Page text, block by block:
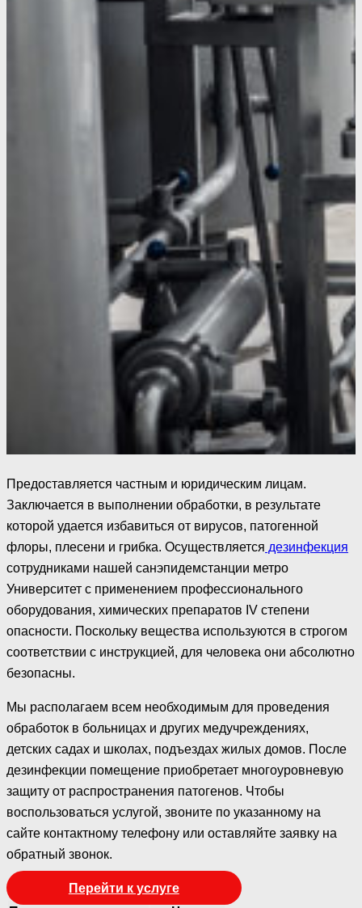
Предоставляется частным и юридическим лицам.
Заключается в выполнении обработки, в результате
которой удается избавиться от вирусов, патогенной
флоры, плесени и грибка. Осуществляется дезинфекция
сотрудниками нашей санэпидемстанции метро
Университет с применением профессионального
оборудования, химических препаратов IV степени
опасности. Поскольку вещества используются в строгом
соответствии с инструкцией, для человека они абсолютно
безопасны.
Мы располагаем всем необходимым для проведения
обработок в больницах и других медучреждениях,
детских садах и школах, подъездах жилых домов. После
дезинфекции помещение приобретает многоуровневую
защиту от распространения патогенов. Чтобы
воспользоваться услугой, звоните по указанному на
сайте контактному телефону или оставляйте заявку на
обратный звонок.
Перейти к услуге